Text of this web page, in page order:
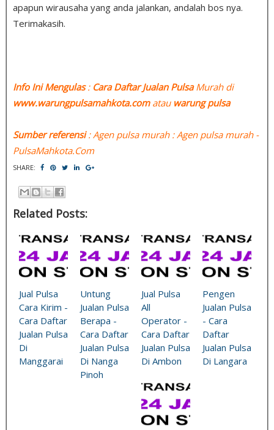
apapun wirausaha yang anda jalankan, andalah bos nya.
Terimakasih.
Info Ini Mengulas: Cara Daftar Jualan PulsaMurah di
www.warungpulsamahkota.comatau warung pulsa
Sumber referensi: Agen pulsa murah : Agen pulsa murah -
PulsaMahkota.Com
SHARE:
Related Posts:
Jual Pulsa
Cara Kirim -
Cara Daftar
Jualan Pulsa
Di
Manggarai
Untung
Jualan Pulsa
Berapa -
Cara Daftar
Jualan Pulsa
Di Nanga
Pinoh
Jual Pulsa
All
Operator -
Cara Daftar
Jualan Pulsa
Di Ambon
Pengen
Jualan Pulsa
- Cara
Daftar
Jualan Pulsa
Di Langara